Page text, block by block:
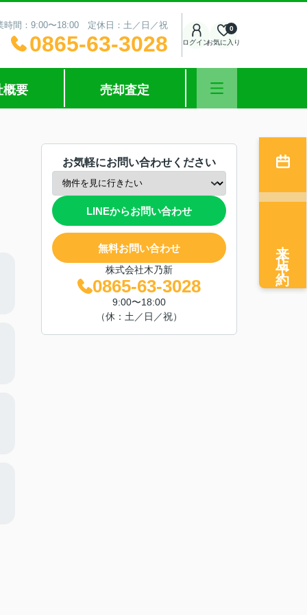
時間：9:00〜18:00 定休日：土／日／祝
0865-63-3028 ログインお気に入り
0
概要 売却査定
お気軽にお問い合わせください
LINEからお問い合わせ
無料お問い合わせ
株式会社木乃新
0865-63-3028
9:00〜18:00
（休：土／日／祝）
来店予約